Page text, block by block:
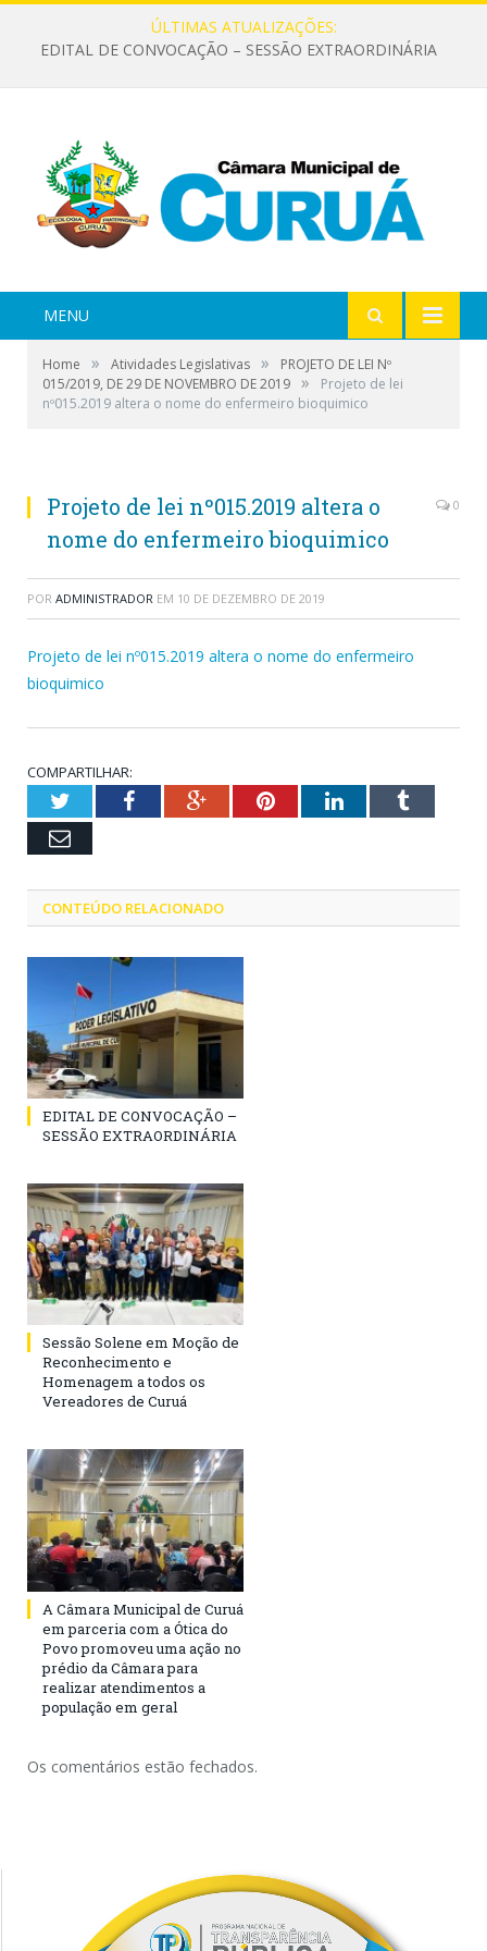
ÚLTIMAS ATUALIZAÇÕES:
EDITAL DE CONVOCAÇÃO – SESSÃO EXTRAORDINÁRIA
MENU
Home » Atividades Legislativas »
PROJETO DE LEI Nº
015/2019, DE 29 DE NOVEMBRO DE 2019 »
Projeto de lei
nº015.2019 altera o nome do enfermeiro bioquimico
Projeto de lei nº015.2019 altera o
nome do enfermeiro bioquimico
0
POR ADMINISTRADOR EM 10 DE DEZEMBRO DE 2019
Projeto de lei nº015.2019 altera o nome do enfermeiro
bioquimico
COMPARTILHAR:
TwitterFacebookGoogle+PinterestLinkedInTumblr
Email
CONTEÚDO RELACIONADO
EDITAL DE CONVOCAÇÃO –
SESSÃO EXTRAORDINÁRIA
Sessão Solene em Moção de
Reconhecimento e
Homenagem a todos os
Vereadores de Curuá
A Câmara Municipal de Curuá
em parceria com a Ótica do
Povo promoveu uma ação no
prédio da Câmara para
realizar atendimentos a
população em geral
Os comentários estão fechados.